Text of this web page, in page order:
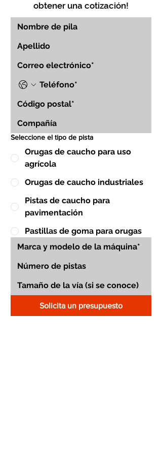
obtener una cotización!
Seleccione el tipo de pista
Orugas de caucho para uso
agrícola
Orugas de caucho industriales
Pistas de caucho para
pavimentación
Pastillas de goma para orugas
Solicita un presupuesto